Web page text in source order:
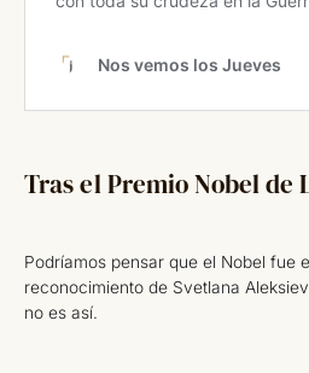
Tras el Premio Nobel
Podríamos pensar que el Nobel fue
reconocimiento de Svetlana
no es así.